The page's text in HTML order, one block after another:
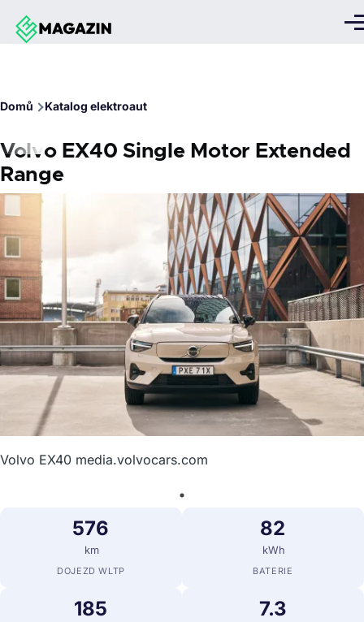
Přejít k hlavnímu obsahu
Domů Katalog elektroaut
Volvo EX40 Single Motor Extended
Range
Volvo EX40 media.volvocars.com
576
km
DOJEZD WLTP
82
kWh
BATERIE
185 7.3